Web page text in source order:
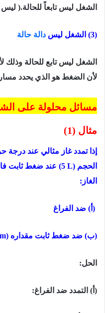
الشغل لیس تابعاً للحالة.( ليس
(3) الشغل ليس دالة حالة
الشغل لیس تابع للحالة
لأن الضغط ھو الذي یحدد
مسائل محلولة على
مثال (1)
إذا تمدد غاز مثالي عند درجة
الحجم (5 L) عند ضغط ثابت
الغاز:
(أ) ضد الفراغ
(ب) ضد ضغط ثابت مقداره
الحل:
(أ) التمدد ضد الفراغ: